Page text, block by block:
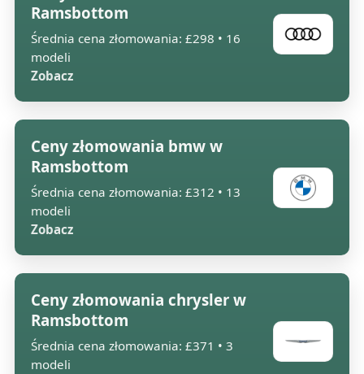
Ramsbottom
Średnia cena złomowania: £298 • 16
modeli
Zobacz
Ceny złomowania bmw w
Ramsbottom
Średnia cena złomowania: £312 • 13
modeli
Zobacz
Ceny złomowania chrysler w
Ramsbottom
Średnia cena złomowania: £371 • 3
modeli